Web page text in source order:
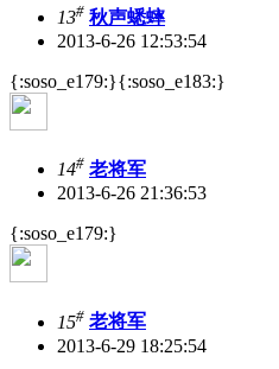
13# 秋声蟋蟀
2013-6-26 12:53:54
{:soso_e179:}{:soso_e183:}
14# 老将军
2013-6-26 21:36:53
{:soso_e179:}
15# 老将军
2013-6-29 18:25:54